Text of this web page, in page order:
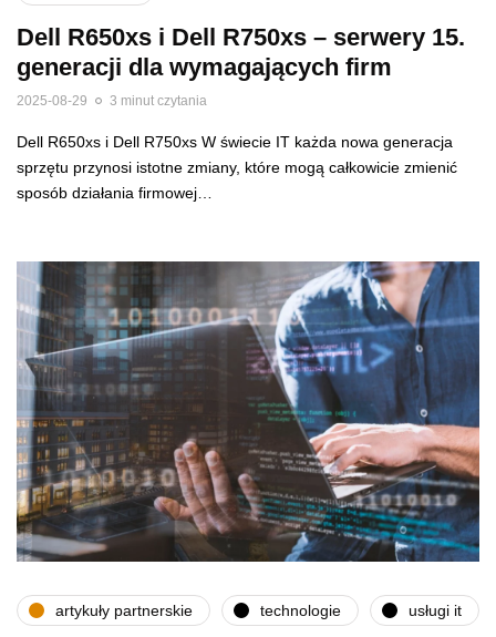
Dell R650xs i Dell R750xs – serwery 15.
generacji dla wymagających firm
2025-08-29 3 minut czytania
Dell R650xs i Dell R750xs W świecie IT każda nowa generacja
sprzętu przynosi istotne zmiany, które mogą całkowicie zmienić
sposób działania firmowej…
artykuły partnerskie technologie usługi it